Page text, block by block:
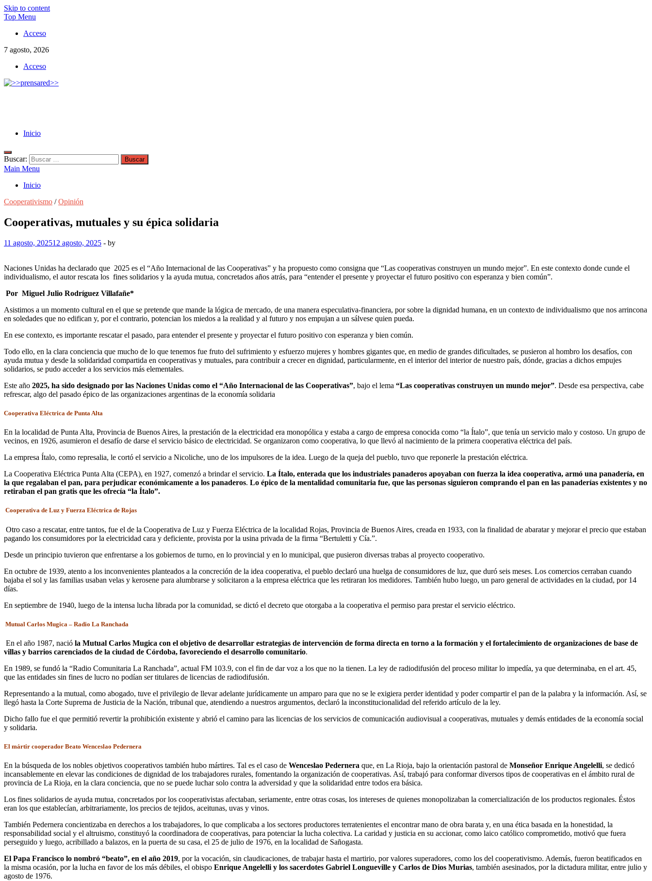
Skip to content
Top Menu
Acceso
7 agosto, 2026
Acceso
Inicio
Buscar:
Main Menu
Inicio
Cooperativismo /Opinión
Cooperativas, mutuales y su épica solidaria
11 agosto, 202512 agosto, 2025 - by
Naciones Unidas ha declarado que 2025 es el “Año Internacional de las Cooperativas” y ha propuesto como consigna que “Las cooperativas construyen un mundo mejor”. En este contexto donde cunde el
individualismo, el autor rescata los fines solidarios y la ayuda mutua, concretados años atrás, para “entender el presente y proyectar el futuro positivo con esperanza y bien común”.
Por Miguel Julio Rodríguez Villafañe*
Asistimos a un momento cultural en el que se pretende que mande la lógica de mercado, de una manera especulativa-financiera, por sobre la dignidad humana, en un contexto de individualismo que nos arrincona
en soledades que no edifican y, por el contrario, potencian los miedos a la realidad y al futuro y nos empujan a un sálvese quien pueda.
En ese contexto, es importante rescatar el pasado, para entender el presente y proyectar el futuro positivo con esperanza y bien común.
Todo ello, en la clara conciencia que mucho de lo que tenemos fue fruto del sufrimiento y esfuerzo mujeres y hombres gigantes que, en medio de grandes dificultades, se pusieron al hombro los desafíos, con
ayuda mutua y desde la solidaridad compartida en cooperativas y mutuales, para contribuir a crecer en dignidad, particularmente, en el interior del interior de nuestro país, dónde, gracias a dichos empujes
solidarios, se pudo acceder a los servicios más elementales.
Este año 2025, ha sido designado por las Naciones Unidas como el “Año Internacional de las Cooperativas”, bajo el lema “Las cooperativas construyen un mundo mejor”. Desde esa perspectiva, cabe
refrescar, algo del pasado épico de las organizaciones argentinas de la economía solidaria
Cooperativa Eléctrica de Punta Alta
En la localidad de Punta Alta, Provincia de Buenos Aires, la prestación de la electricidad era monopólica y estaba a cargo de empresa conocida como “la Ítalo”, que tenía un servicio malo y costoso. Un grupo de
vecinos, en 1926, asumieron el desafío de darse el servicio básico de electricidad. Se organizaron como cooperativa, lo que llevó al nacimiento de la primera cooperativa eléctrica del país.
La empresa Ítalo, como represalia, le cortó el servicio a Nicoliche, uno de los impulsores de la idea. Luego de la queja del pueblo, tuvo que reponerle la prestación eléctrica.
La Cooperativa Eléctrica Punta Alta (CEPA), en 1927, comenzó a brindar el servicio. La Ítalo, enterada que los industriales panaderos apoyaban con fuerza la idea cooperativa, armó una panadería, en
la que regalaban el pan, para perjudicar económicamente a los panaderos. Lo épico de la mentalidad comunitaria fue, que las personas siguieron comprando el pan en las panaderías existentes y no
retiraban el pan gratis que les ofrecía “la Ítalo”.
Cooperativa de Luz y Fuerza Eléctrica de Rojas
Otro caso a rescatar, entre tantos, fue el de la Cooperativa de Luz y Fuerza Eléctrica de la localidad Rojas, Provincia de Buenos Aires, creada en 1933, con la finalidad de abaratar y mejorar el precio que estaban
pagando los consumidores por la electricidad cara y deficiente, provista por la usina privada de la firma “Bertuletti y Cía.”.
Desde un principio tuvieron que enfrentarse a los gobiernos de turno, en lo provincial y en lo municipal, que pusieron diversas trabas al proyecto cooperativo.
En octubre de 1939, atento a los inconvenientes planteados a la concreción de la idea cooperativa, el pueblo declaró una huelga de consumidores de luz, que duró seis meses. Los comercios cerraban cuando
bajaba el sol y las familias usaban velas y kerosene para alumbrarse y solicitaron a la empresa eléctrica que les retiraran los medidores. También hubo luego, un paro general de actividades en la ciudad, por 14
días.
En septiembre de 1940, luego de la intensa lucha librada por la comunidad, se dictó el decreto que otorgaba a la cooperativa el permiso para prestar el servicio eléctrico.
Mutual Carlos Mugica – Radio La Ranchada
En el año 1987, nació la Mutual Carlos Mugica con el objetivo de desarrollar estrategias de intervención de forma directa en torno a la formación y el fortalecimiento de organizaciones de base de
villas y barrios carenciados de la ciudad de Córdoba, favoreciendo el desarrollo comunitario.
En 1989, se fundó la “Radio Comunitaria La Ranchada”, actual FM 103.9, con el fin de dar voz a los que no la tienen. La ley de radiodifusión del proceso militar lo impedía, ya que determinaba, en el art. 45,
que las entidades sin fines de lucro no podían ser titulares de licencias de radiodifusión.
Representando a la mutual, como abogado, tuve el privilegio de llevar adelante jurídicamente un amparo para que no se le exigiera perder identidad y poder compartir el pan de la palabra y la información. Así, se
llegó hasta la Corte Suprema de Justicia de la Nación, tribunal que, atendiendo a nuestros argumentos, declaró la inconstitucionalidad del referido artículo de la ley.
Dicho fallo fue el que permitió revertir la prohibición existente y abrió el camino para las licencias de los servicios de comunicación audiovisual a cooperativas, mutuales y demás entidades de la economía social
y solidaria.
El mártir cooperador Beato Wenceslao Pedernera
En la búsqueda de los nobles objetivos cooperativos también hubo mártires. Tal es el caso de Wenceslao Pedernera que, en La Rioja, bajo la orientación pastoral de Monseñor Enrique Angelelli, se dedicó
incansablemente en elevar las condiciones de dignidad de los trabajadores rurales, fomentando la organización de cooperativas. Así, trabajó para conformar diversos tipos de cooperativas en el ámbito rural de
provincia de La Rioja, en la clara conciencia, que no se puede luchar solo contra la adversidad y que la solidaridad entre todos era básica.
Los fines solidarios de ayuda mutua, concretados por los cooperativistas afectaban, seriamente, entre otras cosas, los intereses de quienes monopolizaban la comercialización de los productos regionales. Éstos
eran los que establecían, arbitrariamente, los precios de tejidos, aceitunas, uvas y vinos.
También Pedernera concientizaba en derechos a los trabajadores, lo que complicaba a los sectores productores terratenientes el encontrar mano de obra barata y, en una ética basada en la honestidad, la
responsabilidad social y el altruismo, constituyó la coordinadora de cooperativas, para potenciar la lucha colectiva. La caridad y justicia en su accionar, como laico católico comprometido, motivó que fuera
perseguido y luego, acribillado a balazos, en la puerta de su casa, el 25 de julio de 1976, en la localidad de Sañogasta.
El Papa Francisco lo nombró “beato”, en el año 2019, por la vocación, sin claudicaciones, de trabajar hasta el martirio, por valores superadores, como los del cooperativismo. Además, fueron beatificados en
la misma ocasión, por la lucha en favor de los más débiles, el obispo Enrique Angelelli y los sacerdotes Gabriel Longueville y Carlos de Dios Murias, también asesinados, por la dictadura militar, entre julio y
agosto de 1976.